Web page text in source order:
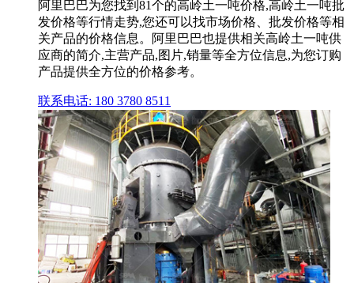
阿里巴巴为您找到81个的高岭土一吨价格,高岭土一吨批
发价格等行情走势,您还可以找市场价格、批发价格等相
关产品的价格信息。阿里巴巴也提供相关高岭土一吨供
应商的简介,主营产品,图片,销量等全方位信息,为您订购
产品提供全方位的价格参考。
联系电话: 180 3780 8511